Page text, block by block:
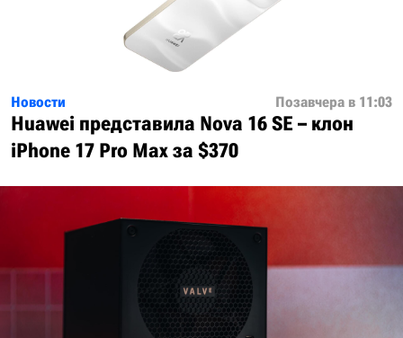
Новости Позавчера в 11:03
Huawei представила Nova 16 SE – клон
iPhone 17 Pro Max за $370